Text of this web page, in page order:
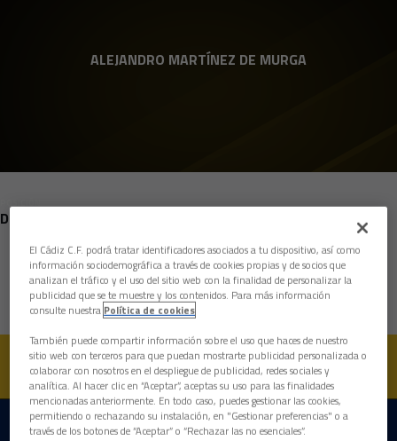
ALEJANDRO MARTÍNEZ DE MURGA
POSICIÓN
DEFENSAS
Nacimiento
Edad
DESCARGAR LA APP AHORA
El Cádiz C.F. podrá tratar identificadores asociados a tu dispositivo, así como
información sociodemográfica a través de cookies propias y de socios que
analizan el tráfico y el uso del sitio web con la finalidad de personalizar la
publicidad que se te muestre y los contenidos. Para más información
consulte nuestra Política de cookies
También puede compartir información sobre el uso que haces de nuestro
sitio web con terceros para que puedan mostrarte publicidad personalizada o
colaborar con nosotros en el despliegue de publicidad, redes sociales y
analítica. Al hacer clic en “Aceptar”, aceptas su uso para las finalidades
mencionadas anteriormente. En todo caso, puedes gestionar las cookies,
permitiendo o rechazando su instalación, en "Gestionar preferencias" o a
través de los botones de “Aceptar” o “Rechazar las no esenciales”.